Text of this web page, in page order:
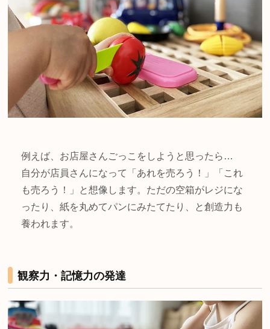
例えば、お店屋さんごっこをしようと思ったら…
自分が店員さんになって「あれを売ろう！」「これ
も売ろう！」と想像します。ただの空箱がレジにな
ったり、紙を丸めてパンにみたてたり、と創造力も
養われます。
観察力・記憶力の発達